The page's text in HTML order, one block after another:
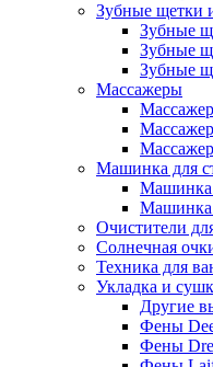
Зубные щетки
Зубные
Зубные
Зубные
Массажеры
Машинка для
Машинка
Машинка
Очистители
Солнечная
Техника для
Укладка и
Другие
Фены
Фены